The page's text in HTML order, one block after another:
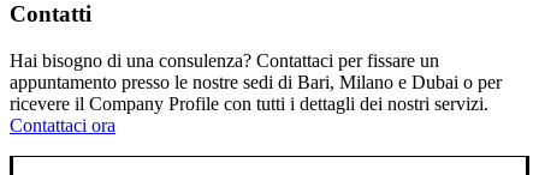
Contatti
Hai bisogno di una consulenza? Contattaci per fissare un
appuntamento presso le nostre sedi di Bari, Milano e Dubai o per
ricevere il Company Profile con tutti i dettagli dei nostri servizi.
Contattaci ora